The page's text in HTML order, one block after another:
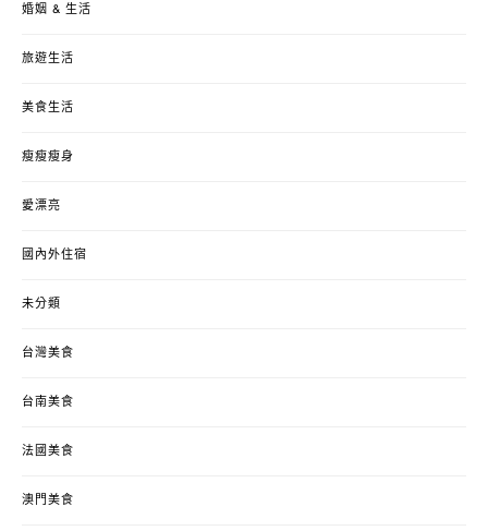
婚姻 & 生活
旅遊生活
美食生活
瘦瘦瘦身
愛漂亮
國內外住宿
未分類
台灣美食
台南美食
法國美食
澳門美食